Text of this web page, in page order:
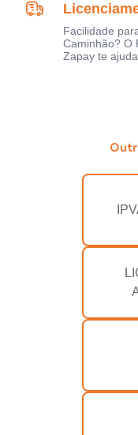
Facilidade
Caminhão? O
Zapay te